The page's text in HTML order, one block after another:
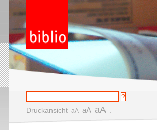
Druckansicht aA aA aA